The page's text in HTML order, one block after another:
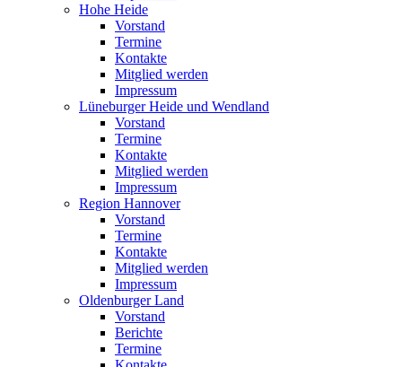
Hohe Heide
Vorstand
Termine
Kontakte
Mitglied werden
Impressum
Lüneburger Heide und Wendland
Vorstand
Termine
Kontakte
Mitglied werden
Impressum
Region Hannover
Vorstand
Termine
Kontakte
Mitglied werden
Impressum
Oldenburger Land
Vorstand
Berichte
Termine